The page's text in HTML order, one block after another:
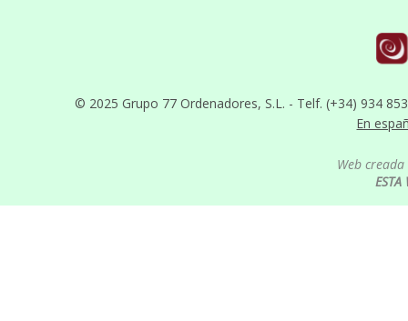
© 2025 Grupo 77 Ordenadores, S.L. - Telf. (+34) 934
En
Web
ESTA